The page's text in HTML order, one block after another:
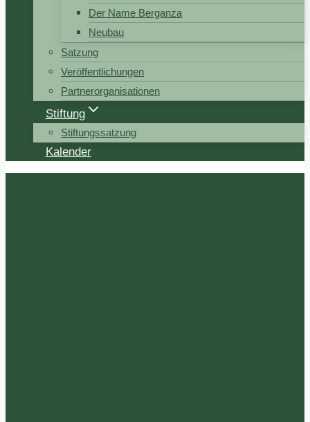
Der Name Berganza
Neubau
Satzung
Veröffentlichungen
Partnerorganisationen
Stiftung
Stiftungssatzung
Kalender